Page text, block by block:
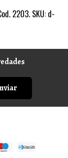
2203. SKU: d-